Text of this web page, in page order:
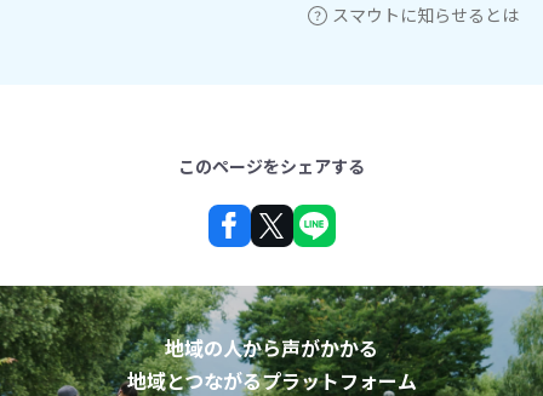
スマウトに知らせるとは
このページをシェアする
地域の人から声がかかる
地域とつながるプラットフォーム